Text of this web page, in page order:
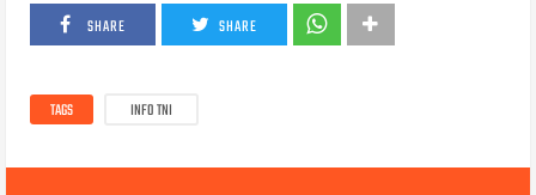
SHARE SHARE
TAGS INFO TNI